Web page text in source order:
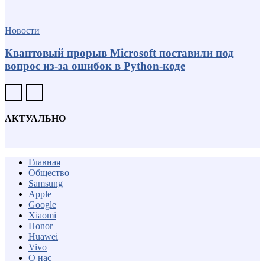
Новости
Квантовый прорыв Microsoft поставили под
вопрос из-за ошибок в Python-коде
АКТУАЛЬНО
Главная
Общество
Samsung
Apple
Google
Xiaomi
Honor
Huawei
Vivo
О нас